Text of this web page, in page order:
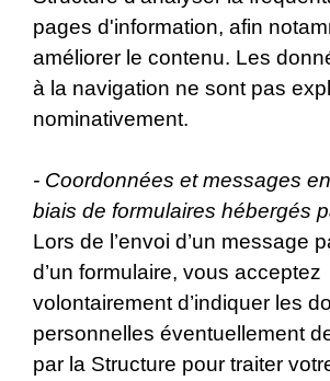
pages d'information, afin
améliorer le contenu. Les
à la navigation ne sont pas
nominativement.
- Coordonnées et messages
biais de formulaires hébergés
Lors de l’envoi d’un message
d’un formulaire, vous acceptez
volontairement d’indiquer les
personnelles éventuellement
par la Structure pour traiter